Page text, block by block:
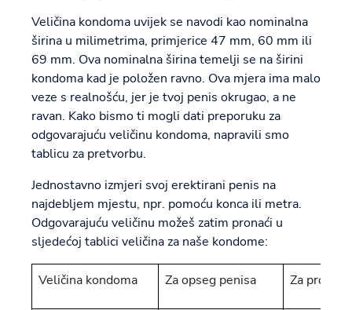
Veličina kondoma uvijek se navodi kao nominalna
širina u milimetrima, primjerice 47 mm, 60 mm ili
69 mm. Ova nominalna širina temelji se na širini
kondoma kad je položen ravno. Ova mjera ima malo
veze s realnošću, jer je tvoj penis okrugao, a ne
ravan. Kako bismo ti mogli dati preporuku za
odgovarajuću veličinu kondoma, napravili smo
tablicu za pretvorbu.
Jednostavno izmjeri svoj erektirani penis na
najdebljem mjestu, npr. pomoću konca ili metra.
Odgovarajuću veličinu možeš zatim pronaći u
sljedećoj tablici veličina za naše kondome:
Veličina kondoma Za opseg penisa Za